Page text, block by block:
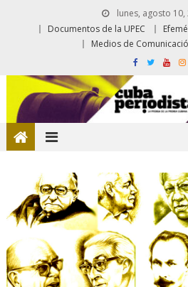
lunes, agosto 10,
Documentos de la UPEC
Medios de